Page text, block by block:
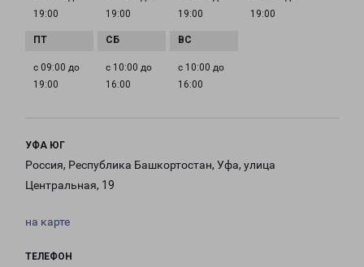
19:00
19:00
19:00
19:00
с 09:00 до
19:00
с 10:00 до
16:00
с 10:00 до
16:00
УФА ЮГ
Россия, Республика Башкортостан, Уфа, улица
Центральная, 19
на карте
ТЕЛЕФОН